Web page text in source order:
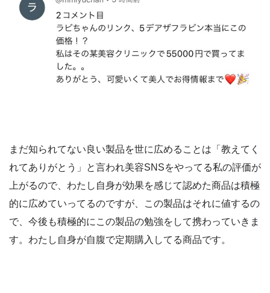
まだ知られてない良い製品を世に広めることは「教えてく
れてありがとう」と言われ美容SNSをやってる私の評価が
上がるので、わたし自身が効果を感じて認めた商品は積極
的に広めていってるのですが、この製品はそれに値するの
で、今後も積極的にこの製品の勉強をして携わっていきま
す。わたし自身が自腹で定期購入してる商品です。